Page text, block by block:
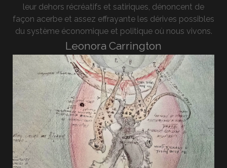
leur dehors récréatifs et satiriques, dénoncent de
façon acerbe et assez effrayante les dérives possibles
du système économique et politique où nous vivons.
Leonora Carrington